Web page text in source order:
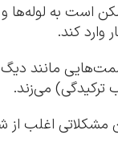
است به لوله‌ها و
کند.
مانند
می‌زند.
مشکلاتی اغلب از